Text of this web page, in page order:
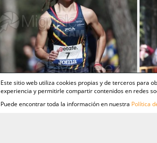
Este sitio web utiliza cookies propias y de terceros para
experiencia y permitirle compartir contenidos en redes
Puede encontrar toda la información en nuestra Política